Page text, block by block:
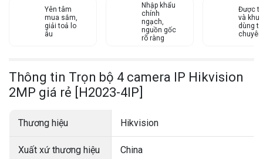
Yên tâm
mua sắm,
giải toả lo
âu
Nhập khẩu
chính
ngạch,
nguồn gốc
rõ ràng
Được
và
dùng từ
Thông tin Trọn bộ 4 camera IP Hikvision
2MP giá rẻ [H2023-4IP]
Thương hiệu Hikvision
Xuất xứ thương hiệu China